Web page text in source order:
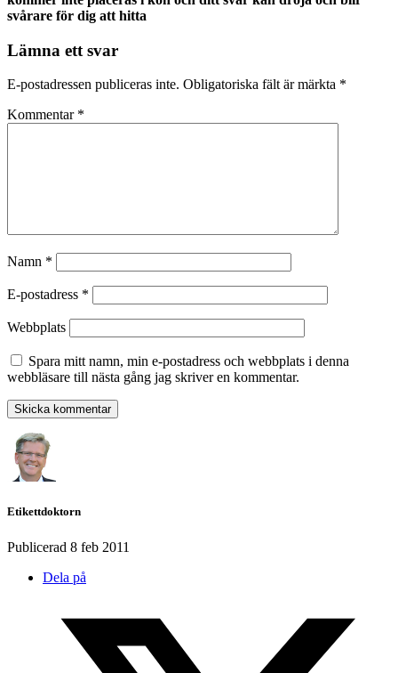
svårare för dig att hitta
Lämna ett svar
E-postadressen publiceras inte. Obligatoriska fält är märkta *
Kommentar *
Namn *
E-postadress *
Webbplats
Spara mitt namn, min e-postadress och webbplats i denna
webbläsare till nästa gång jag skriver en kommentar.
Etikettdoktorn
Publicerad 8 feb 2011
Dela på